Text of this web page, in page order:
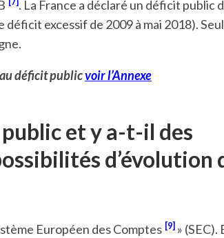
. La France a déclaré un déficit public
excessif de 2009 à mai 2018).
déficit publicvoir l’Annexe
et y a-t-il des
d’évolution
Européen des Comptes [9]» (SEC).